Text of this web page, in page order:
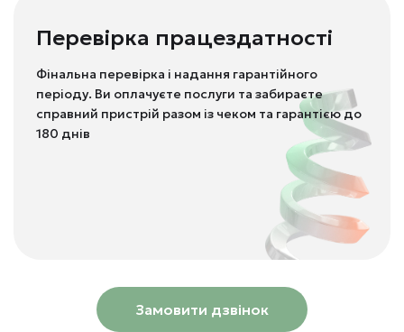
Перевірка працездатності
Фінальна перевірка і надання гарантійного
періоду. Ви оплачуєте послуги та забираєте
справний пристрій разом із чеком та гарантією до
180 днів
Замовити дзвінок